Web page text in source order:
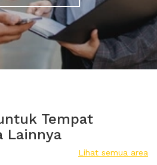
Tempat
Lainnya
Lihat semua area